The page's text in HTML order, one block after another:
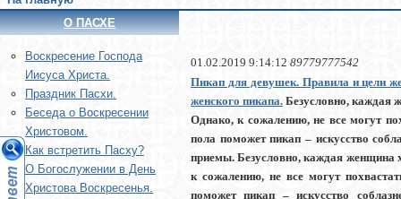
О ПАСХЕ
Воскреcение Господа
Иисуса Христа.
Праздник Пасхи.
Беседа о Воскресении
Христовом.
Как встретить Пасху?
О Богослужении в День
Христова Воскресенья.
01.02.2019 9:14:12 89779777542
Пикап для девушек. Правила и цели
женского пикапа. Безусловно, каждая
Однако, к сожалению, не все могут
пола поможет пикап – искусство
приемы. Безусловно, каждая женщина
к сожалению, не все могут
поможет пикап – искусство